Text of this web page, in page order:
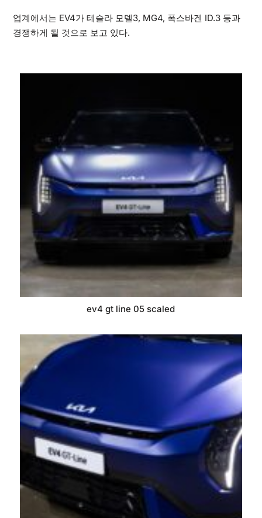
업계에서는 EV4가 테슬라 모델3, MG4, 폭스바겐 ID.3 등과
경쟁하게 될 것으로 보고 있다.
ev4 gt line 05 scaled